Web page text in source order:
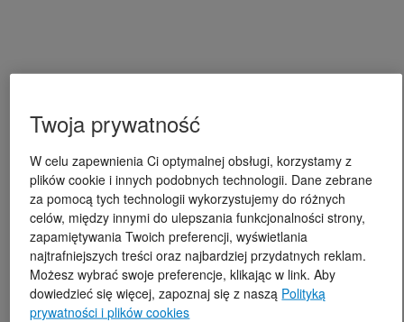
Twoja prywatność
W celu zapewnienia Ci optymalnej obsługi, korzystamy z
plików cookie i innych podobnych technologii. Dane zebrane
za pomocą tych technologii wykorzystujemy do różnych
celów, między innymi do ulepszania funkcjonalności strony,
zapamiętywania Twoich preferencji, wyświetlania
najtrafniejszych treści oraz najbardziej przydatnych reklam.
Możesz wybrać swoje preferencje, klikając w link. Aby
dowiedzieć się więcej, zapoznaj się z naszą Polityką
prywatności i plików cookies